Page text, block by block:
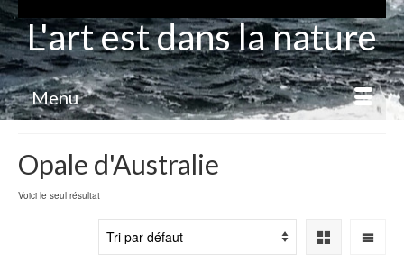
L'art est dans la nature
Menu
Opale d'Australie
Voici le seul résultat